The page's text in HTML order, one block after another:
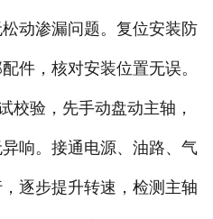
动渗漏问题。复位安装防
件，核对安装位置无误。
验，先手动盘动主轴，
响。接通电源、油路、气
逐步提升转速，检测主轴